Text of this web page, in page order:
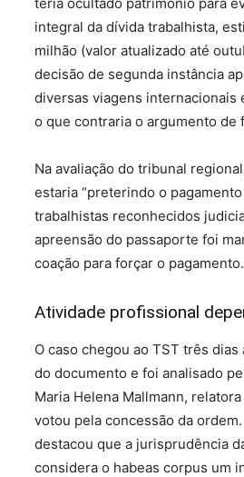
integral da dívida trabalhista,
milhão (valor atualizado até
decisão de segunda instância
diversas viagens internacionais
o que contraria o argumento de
Na avaliação do tribunal
estaria “preterindo o
trabalhistas reconhecidos
apreensão do passaporte foi
coação para forçar o pagamento.
Atividade profissional
O caso chegou ao TST três dias
do documento e foi analisado
Maria Helena Mallmann,
votou pela concessão da
destacou que a jurisprudência
considera o habeas corpus um